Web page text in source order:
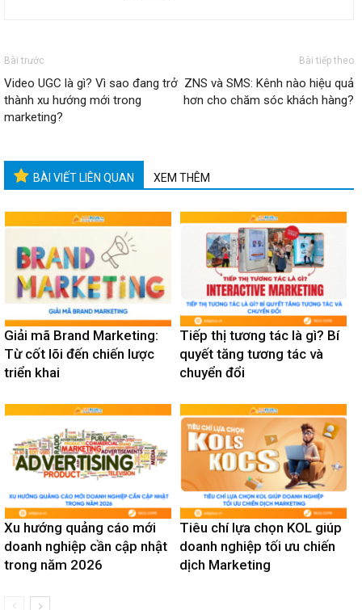
Bài trước
Video UGC là gì? Vì sao đang trở
thành xu hướng mới trong
marketing?
Bài tiếp theo
ZNS và SMS: Kênh nào hiệu quả
hơn cho chăm sóc khách hàng?
BÀI VIẾT LIÊN QUAN XEM THÊM
Giải mã Brand Marketing:
Từ cốt lõi đến chiến lược
triển khai
Tiếp thị tương tác là gì? Bí
quyết tăng tương tác và
chuyển đổi
Xu hướng quảng cáo mới
doanh nghiệp cần cập nhật
trong năm 2026
Tiêu chí lựa chọn KOL giúp
doanh nghiệp tối ưu chiến
dịch Marketing